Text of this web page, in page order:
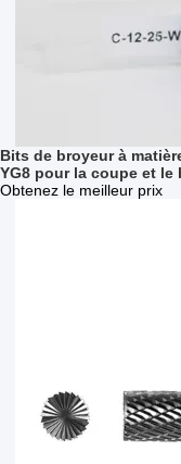
Bits de broyeur à
YG8 pour la coupe et le
Obtenez le meilleur prix